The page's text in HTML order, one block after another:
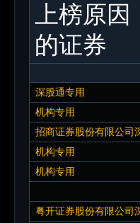
上榜原因
的证券
深股通专用
机构专用
招商证券股份有限公司
机构专用
机构专用
粤开证券股份有限公司